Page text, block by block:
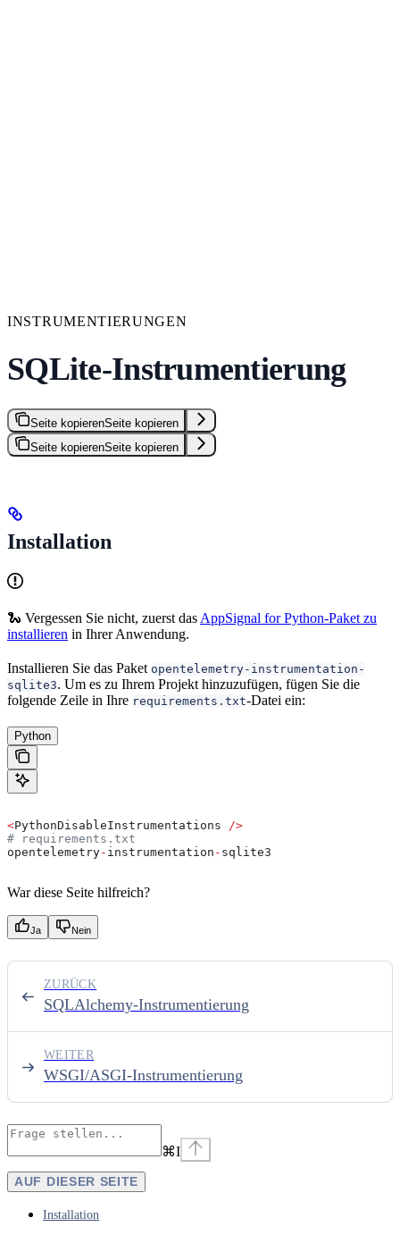
INSTRUMENTIERUNGEN
SQLite-Instrumentierung
Seite kopierenSeite kopieren
Seite kopierenSeite kopieren
Installation
🐍 Vergessen Sie nicht, zuerst das AppSignal for Python-Paket zu
installieren in Ihrer Anwendung.
Installieren Sie das Paket opentelemetry-instrumentation-
sqlite3. Um es zu Ihrem Projekt hinzuzufügen, fügen Sie die
folgende Zeile in Ihre requirements.txt-Datei ein:
Python
<PythonDisableInstrumentations
/>
# requirements.txt
opentelemetry- instrumentation - sqlite3
War diese Seite hilfreich?
Ja Nein
SQLAlchemy-Instrumentierung
ZURÜCK
WSGI/ASGI-Instrumentierung
WEITER
⌘I
AUF DIESER SEITE
Installation